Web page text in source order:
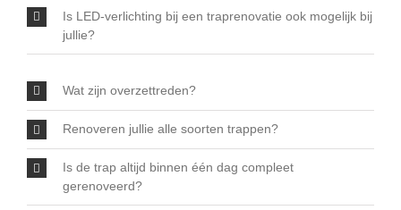
Is LED-verlichting bij een traprenovatie ook mogelijk bij
jullie?
Wat zijn overzettreden?
Renoveren jullie alle soorten trappen?
Is de trap altijd binnen één dag compleet
gerenoveerd?